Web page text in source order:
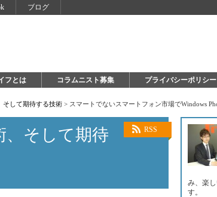
ブログ
フとは コラムニスト募集 プライバシーポリシー
そして期待する技術 > スマートでないスマートフォン市場でWindows
RSS
、そして期待
み、楽
す。